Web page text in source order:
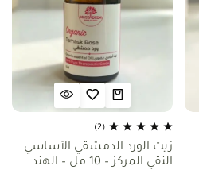
(2)
زيت الورد الدمشقي الأساسي
النقي المركز – 10 مل – الهند